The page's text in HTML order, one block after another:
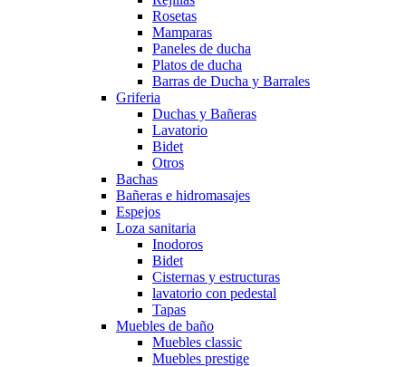
Rosetas
Mamparas
Paneles de ducha
Platos de ducha
Barras de Ducha y Barrales
Griferia
Duchas y Bañeras
Lavatorio
Bidet
Otros
Bachas
Bañeras e hidromasajes
Espejos
Loza sanitaria
Inodoros
Bidet
Cisternas y estructuras
lavatorio con pedestal
Tapas
Muebles de baño
Muebles classic
Muebles prestige